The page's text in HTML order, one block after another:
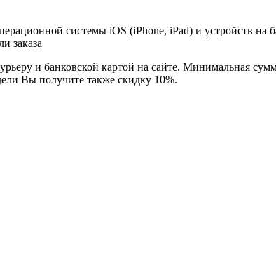
системы iOS (iPhone, iPad) и устройств на
заказа
и банковской картой на сайте. Минимальная
Вы получите также скидку 10%.